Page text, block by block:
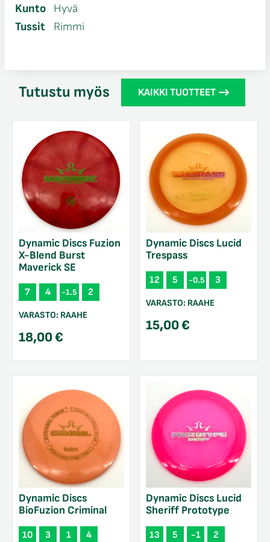
Kunto
Hyvä
Tussit
Rimmi
Tutustu myös KAIKKI TUOTTEET
Dynamic Discs Fuzion
X-Blend Burst
Maverick SE
7 4 -1.5 2
VARASTO: RAAHE
18,00€
Dynamic Discs Lucid
Trespass
12 5 -0.5 3
VARASTO: RAAHE
15,00€
Dynamic Discs
BioFuzion Criminal
10 3 1 4
Dynamic Discs Lucid
Sheriff Prototype
13 5 -1 2